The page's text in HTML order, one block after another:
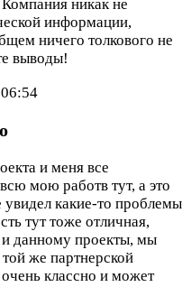
никак не
информации,
ничего толкового не
выводы!
и меня все
мою работв тут, а это
увидел какие-то проблемы
тут тоже отличная,
и данному проекты, мы
же партнерской
классно и может